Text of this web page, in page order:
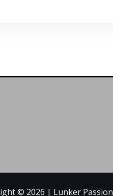
© 2026 | Lunker Passion